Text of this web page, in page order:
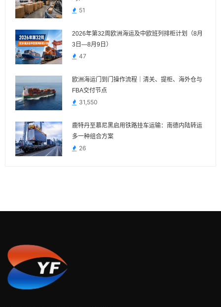
51
2026年第32周欧洲海运及中欧班列排柜计划（8月
3日—8月9日）
47
欧洲海运门到门操作流程｜清关、提柜、海外仓与
FBA交付节点
31,550
鹿特丹至慕尼黑启用铁路挂车运输：南德内陆转运
多一种组合方案
26